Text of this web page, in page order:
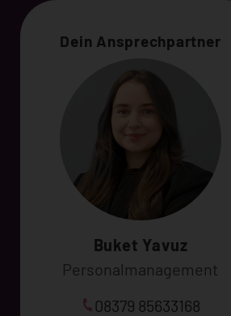
Dein Ansprechpartner
Buket Yavuz
Personalmanagement
08379 85633168